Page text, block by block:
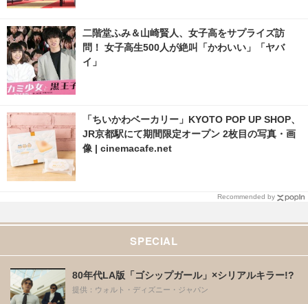
二階堂ふみ＆山崎賢人、女子高をサプライズ訪
問！ 女子高生500人が絶叫「かわいい」「ヤバ
イ」
「ちいかわベーカリー」KYOTO POP UP SHOP、
JR京都駅にて期間限定オープン 2枚目の写真・画
像 | cinemacafe.net
Recommended by
SPECIAL
80年代LA版「ゴシップガール」×シリアルキラー!?
提供：ウォルト・ディズニー・ジャパン